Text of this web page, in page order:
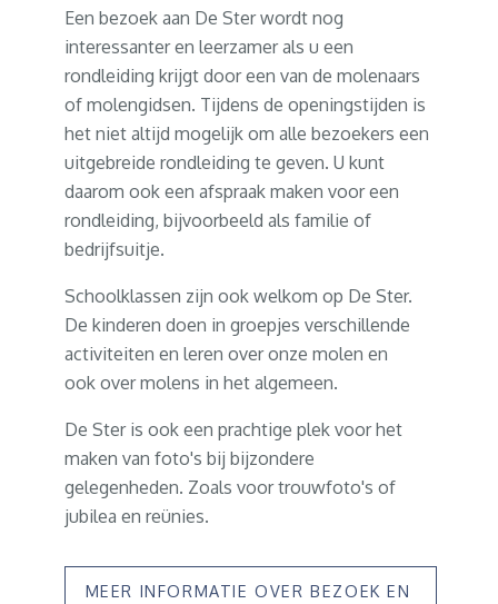
Een bezoek aan De Ster wordt nog
interessanter en leerzamer als u een
rondleiding krijgt door een van de molenaars
of molengidsen. Tijdens de openingstijden is
het niet altijd mogelijk om alle bezoekers een
uitgebreide rondleiding te geven. U kunt
daarom ook een afspraak maken voor een
rondleiding, bijvoorbeeld als familie of
bedrijfsuitje.
Schoolklassen zijn ook welkom op De Ster.
De kinderen doen in groepjes verschillende
activiteiten en leren over onze molen en
ook over molens in het algemeen.
De Ster is ook een prachtige plek voor het
maken van foto's bij bijzondere
gelegenheden. Zoals voor trouwfoto's of
jubilea en reünies.
MEER INFORMATIE OVER BEZOEK EN